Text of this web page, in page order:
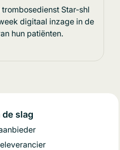
Star-shl
digitaal inzage in de
hun patiënten.
de slag